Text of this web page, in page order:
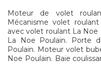
Moteur de volet
Mécanisme volet
avec volet roulant La
La Noe Poulain. Porte
Poulain. Moteur volet
Noe Poulain. Baie